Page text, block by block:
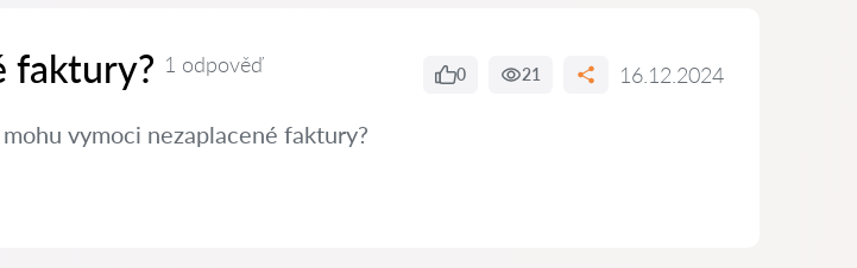
faktury? 1 odpověď 0 21 16.12.2024
vymoci nezaplacené faktury?